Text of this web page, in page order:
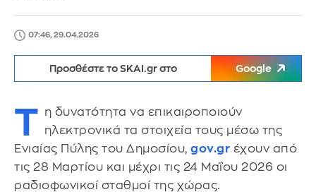
07:46, 29.04.2026
Προσθέστε το SKAI.gr στο Google
Τ η δυνατότητα να επικαιροποιούν
ηλεκτρονικά τα στοιχεία τους μέσω της
Ενιαίας Πύλης του Δημοσίου, gov.gr έχουν από
τις 28 Μαρτίου και μέχρι τις 24 Μαΐου 2026 οι
ραδιοφωνικοί σταθμοί της χώρας.